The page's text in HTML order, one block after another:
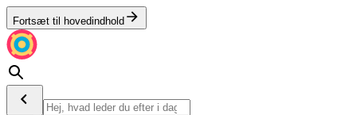
Fortsæt til hovedindhold